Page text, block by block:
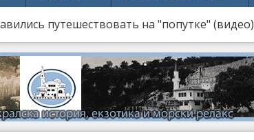
путешествовать на "попутке" (видео)